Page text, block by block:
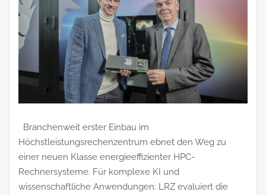
Branchenweit erster Einbau im
Höchstleistungsrechenzentrum ebnet den Weg zu
einer neuen Klasse energieeffizienter HPC-
Rechnersysteme. Für komplexe KI und
wissenschaftliche Anwendungen: LRZ evaluiert die